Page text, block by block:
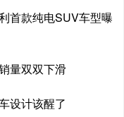
首款纯电SUV车型曝
量双双下滑
设计该醒了